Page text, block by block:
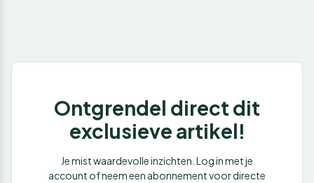
Ontgrendel direct dit
exclusieve artikel!
Je mist waardevolle inzichten. Log in met je
account of neem een abonnement voor directe